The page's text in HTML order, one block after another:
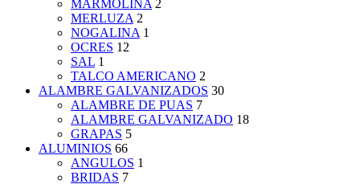
MARMOLINA 2
MERLUZA 2
NOGALINA 1
OCRES 12
SAL 1
TALCO AMERICANO 2
ALAMBRE GALVANIZADOS 30
ALAMBRE DE PUAS 7
ALAMBRE GALVANIZADO 18
GRAPAS 5
ALUMINIOS 66
ANGULOS 1
BRIDAS 7